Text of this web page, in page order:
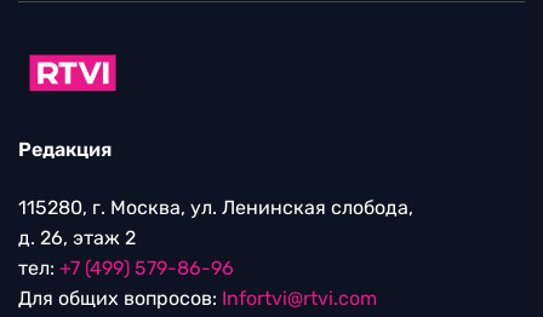
Редакция
115280, г. Москва, ул. Ленинская слобода,
д. 26, этаж 2
тел: +7 (499) 579-86-96
Для общих вопросов: Infortvi@rtvi.com